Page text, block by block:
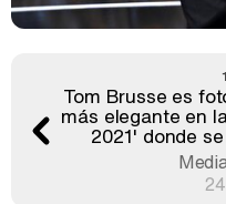
Tom Brusse es
más elegante en
2021' donde